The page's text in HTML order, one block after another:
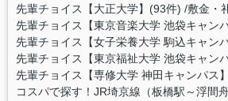
先輩チョイス【大正大学】(93件) 敷金・
先輩チョイス【東京音楽大学 池袋キャン
先輩チョイス【女子栄養大学 駒込キャン
先輩チョイス【東京福祉大学 池袋キャン
先輩チョイス【専修大学 神田キャンパス
コスパで探す！JR埼京線（板橋駅～浮間